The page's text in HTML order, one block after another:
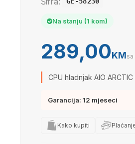
Na stanju (1 kom)
289,00KMsa
CPU hladnjak AIO
Garancija: 12 mjeseci
Kako kupiti